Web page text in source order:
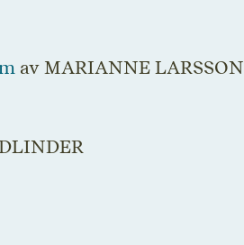
av MARIANNE LARSSON